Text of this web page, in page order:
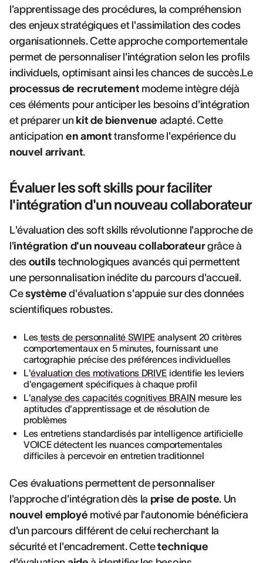
l'apprentissage des procédures, la compréhension
des enjeux stratégiques et l'assimilation des codes
organisationnels. Cette approche comportementale
permet de personnaliser l'intégration selon les profils
individuels, optimisant ainsi les chances de succès.Le
processus de recrutement moderne intègre déjà
ces éléments pour anticiper les besoins d'intégration
et préparer un kit de bienvenue adapté. Cette
anticipation en amont transforme l'expérience du
nouvel arrivant.
Évaluer les soft skills pour faciliter
l'intégration d'un nouveau collaborateur
L'évaluation des soft skills révolutionne l'approche de
l'intégration d'un nouveau collaborateurgrâce à
des outilstechnologiques avancés qui permettent
une personnalisation inédite du parcours d'accueil.
Cesystème d'évaluation s'appuie sur des données
scientifiques robustes.
Les tests de personnalité SWIPE analysent 20 critères
comportementaux en 5 minutes, fournissant une
cartographie précise des préférences individuelles
L'évaluation des motivations DRIVE identifie les leviers
d'engagement spécifiques à chaque profil
L'analyse des capacités cognitives BRAIN mesure les
aptitudes d'apprentissage et de résolution de
problèmes
Les entretiens standardisés par intelligence artificielle
VOICE détectent les nuances comportementales
difficiles à percevoir en entretien traditionnel
Ces évaluations permettent de personnaliser
l'approche d'intégration dès la prise de poste. Un
nouvel employé motivé par l'autonomie bénéficiera
d'un parcours différent de celui recherchant la
sécurité et l'encadrement. Cettetechnique